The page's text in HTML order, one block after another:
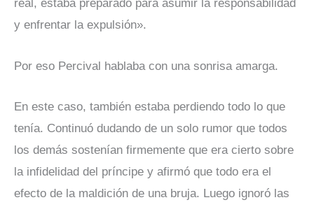
real, estaba preparado para asumir la responsabilidad
y enfrentar la expulsión».
Por eso Percival hablaba con una sonrisa amarga.
En este caso, también estaba perdiendo todo lo que
tenía. Continuó dudando de un solo rumor que todos
los demás sostenían firmemente que era cierto sobre
la infidelidad del príncipe y afirmó que todo era el
efecto de la maldición de una bruja. Luego ignoró las